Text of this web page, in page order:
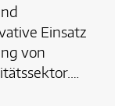
Einsatz
von